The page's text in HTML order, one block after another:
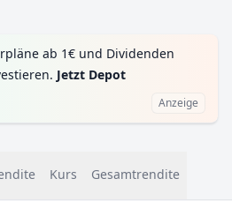
ab 1€ und Dividenden
Jetzt Depot
Anzeige
Kurs Gesamtrendite